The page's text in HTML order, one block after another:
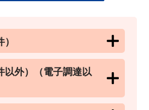
以外）（電子調達以